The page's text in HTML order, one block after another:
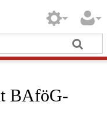
BAföG-